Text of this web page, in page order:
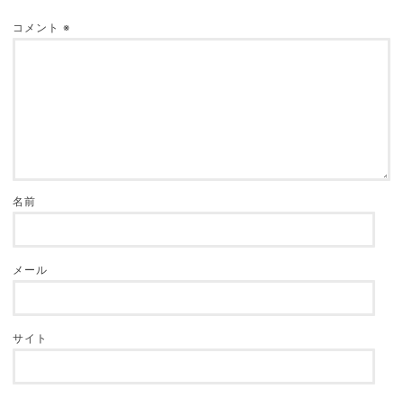
コメント ※
名前
メール
サイト